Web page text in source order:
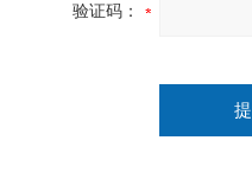
验证码：